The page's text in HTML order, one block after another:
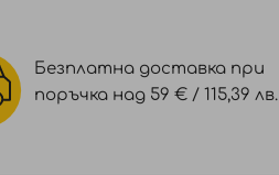
Безплатна доставка при
поръчка над 59 € / 115,39 лв.